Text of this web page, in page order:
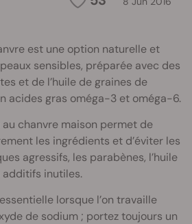
est une option naturelle et
sensibles, préparée avec des
et de l’huile de graines de
acides gras oméga-3 et oméga-6.
au chanvre maison permet de
les ingrédients et d’éviter les
agressifs, les parabènes, l’huile
inutiles.
lorsque l’on travaille
de sodium ; portez toujours un